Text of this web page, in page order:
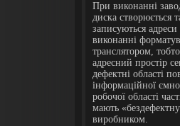
При виконанні
диска створюється
записуються
виконанні
транслятором,
адресний простір
дефектні області
інформаційної
робочої області
мають
виробником.